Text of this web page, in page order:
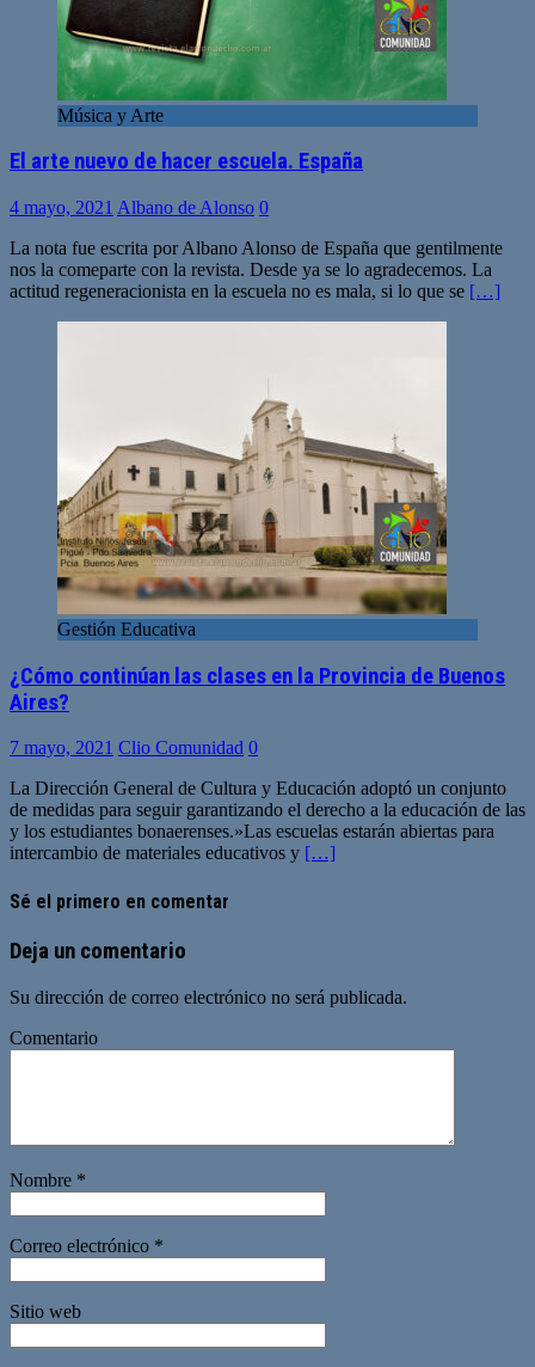
Música y Arte
El arte nuevo de hacer escuela. España
4 mayo, 2021 Albano de Alonso 0
La nota fue escrita por Albano Alonso de España que gentilmente
nos la comeparte con la revista. Desde ya se lo agradecemos. La
actitud regeneracionista en la escuela no es mala, si lo que se […]
Gestión Educativa
¿Cómo continúan las clases en la Provincia de Buenos
Aires?
7 mayo, 2021 Clio Comunidad 0
La Dirección General de Cultura y Educación adoptó un conjunto
de medidas para seguir garantizando el derecho a la educación de las
y los estudiantes bonaerenses.»Las escuelas estarán abiertas para
intercambio de materiales educativos y […]
Sé el primero en comentar
Deja un comentario
Su dirección de correo electrónico no será publicada.
Comentario
Nombre *
Correo electrónico *
Sitio web